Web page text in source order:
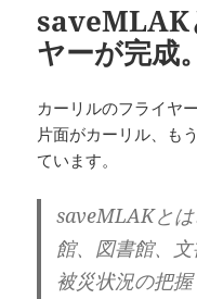
saveMLAK
ヤーが完成
カーリルのフライヤ
片面がカーリル、も
ています。
saveMLAKと
館、図書館、
被災状況の把